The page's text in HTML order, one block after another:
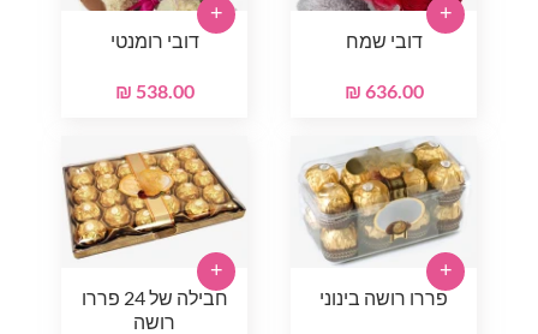
דובי שמח
636.00 ₪
+
דובי רומנטי
538.00 ₪
+
פררו רושה בינוני
+
חבילה של 24 פררו
רושה
+